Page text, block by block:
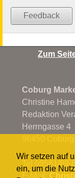
Wir setzen auf
ein, um die
Feedback
Zum
Coburg
Christine
Redaktion
Herrngasse 4
Tel 09561/89-
E-Mail: